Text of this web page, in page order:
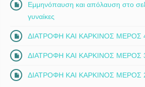
Εμμηνόπαυση και απόλαυση στο
γυναίκες
ΔΙΑΤΡΟΦΗ ΚΑΙ ΚΑΡΚΙΝΟΣ ΜΕΡΟΣ 4ο
ΔΙΑΤΡΟΦΗ ΚΑΙ ΚΑΡΚΙΝΟΣ ΜΕΡΟΣ
ΔΙΑΤΡΟΦΗ ΚΑΙ ΚΑΡΚΙΝΟΣ ΜΕΡΟΣ